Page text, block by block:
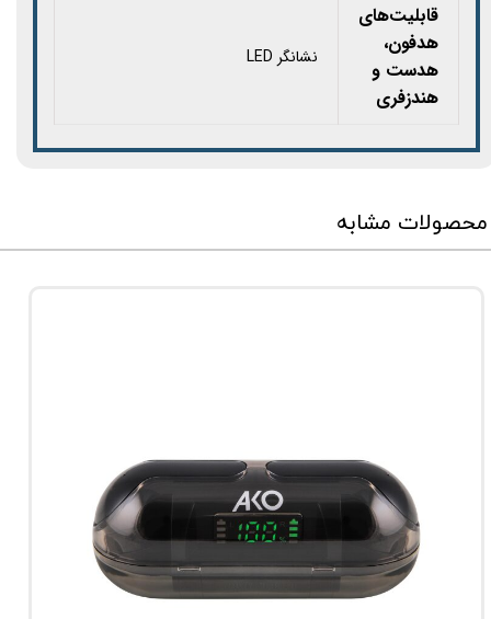
قابلیت‌های
هدفون،
هدست و
هندزفری
نشانگر LED
محصولات مشابه